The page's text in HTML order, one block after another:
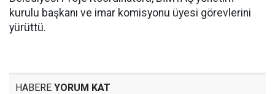
kurulu başkanı ve imar komisyonu üyesi görevlerini
yürüttü.
HABERE YORUM KAT